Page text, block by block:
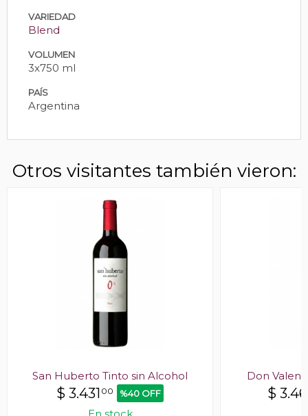
VARIEDAD
Blend
VOLUMEN
3x750 ml
PAÍS
Argentina
Otros visitantes también vieron:
San Huberto Tinto sin Alcohol
$ 3.431 00 %40 OFF
En stock
Don
$